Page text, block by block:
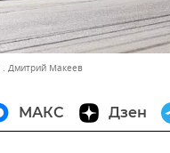
Дмитрий Макеев
МАКС Дзен